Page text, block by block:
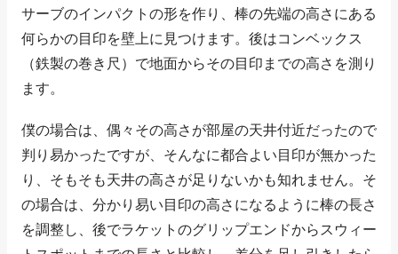
サーブのインパクトの形を作り、棒の先端の高さにある
何らかの目印を壁上に見つけます。後はコンベックス
（鉄製の巻き尺）で地面からその目印までの高さを測り
ます。
僕の場合は、偶々その高さが部屋の天井付近だったので
判り易かったですが、そんなに都合よい目印が無かった
り、そもそも天井の高さが足りないかも知れません。そ
の場合は、分かり易い目印の高さになるように棒の長さ
を調整し、後でラケットのグリップエンドからスウィー